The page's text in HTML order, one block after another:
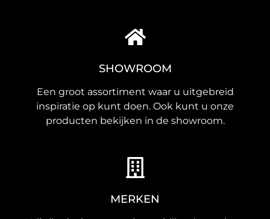
SHOWROOM
Een groot assortiment waar u uitgebreid
inspiratie op kunt doen. Ook kunt u onze
producten bekijken in de showroom.
MERKEN